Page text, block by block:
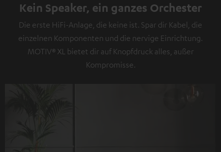
Kein Speaker, ein ganzes Orchester
Die erste HiFi-Anlage, die keine ist. Spar dir Kabel, die
einzelnen Komponenten und die nervige Einrichtung.
MOTIV® XL bietet dir auf Knopfdruck alles, außer
Kompromisse.